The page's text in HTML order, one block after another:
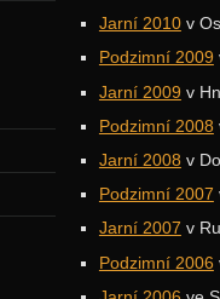
Jarní 2010v
Podzimní 2009
Jarní 2009 v
Podzimní 2008
Jarní 2008 v
Podzimní 2007
Jarní 2007 v
Podzimní 2006